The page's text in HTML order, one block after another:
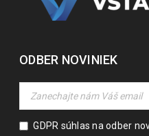
ODBER NOVINIEK
GDPR súhlas na odber